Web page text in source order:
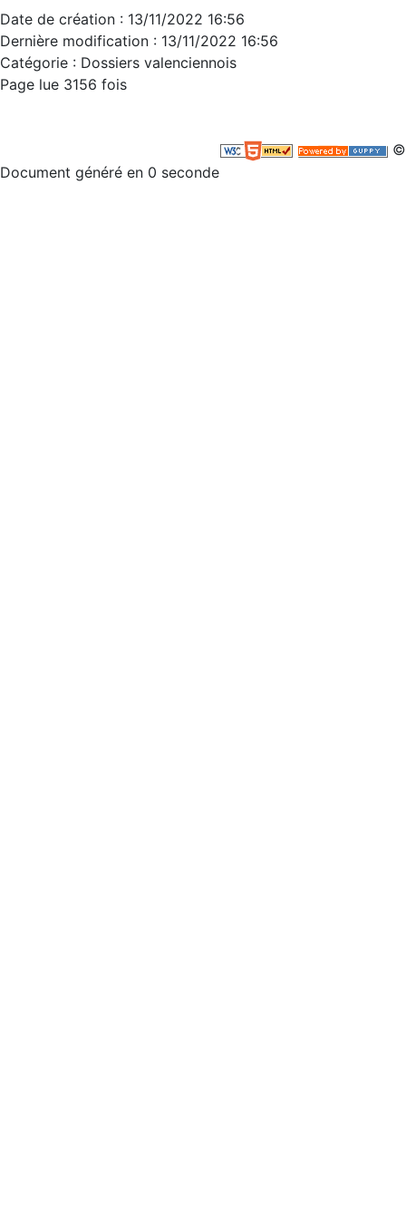
Date de création : 13/11/2022 16:56
Dernière modification : 13/11/2022 16:56
Catégorie : Dossiers valenciennois
Page lue 3156 fois
©
Document généré en 0 seconde